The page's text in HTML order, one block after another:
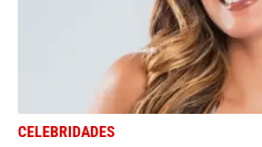
CELEBRIDADES